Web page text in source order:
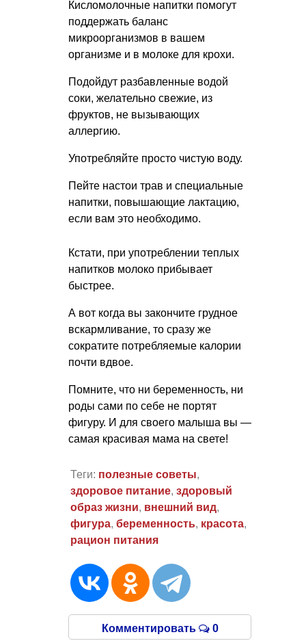
Кисломолочные напитки помогут
поддержать баланс
микроорганизмов в вашем
организме и в молоке для крохи.
Подойдут разбавленные водой
соки, желательно свежие, из
фруктов, не вызывающих
аллергию.
Употребляйте просто чистую воду.
Пейте настои трав и специальные
напитки, повышающие лактацию,
если вам это необходимо.
Кстати, при употреблении теплых
напитков молоко прибывает
быстрее.
А вот когда вы закончите грудное
вскармливание, то сразу же
сократите потребляемые калории
почти вдвое.
Помните, что ни беременность, ни
роды сами по себе не портят
фигуру. И для своего малыша вы —
самая красивая мама на свете!
Теги: полезные советы,
здоровое питание, здоровый
образ жизни, внешний вид,
фигура, беременность, красота,
рацион питания
Комментировать 0